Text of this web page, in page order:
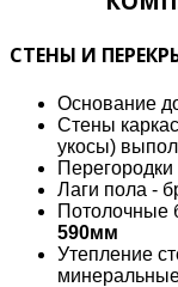
СТЕНЫ И
Основание
Стены
укосы)
Лаги пола -
Потолочные
590мм
Утепление